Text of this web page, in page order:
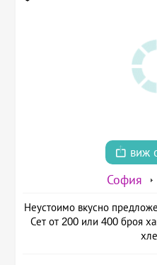
виж
София
Неустоимо вкусно
Сет от 200 или 400 броя